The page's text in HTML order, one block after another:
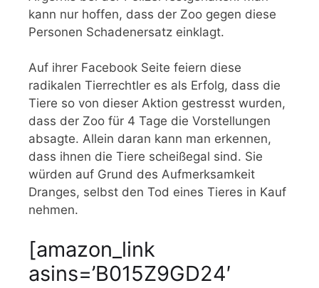
kann nur hoffen, dass der Zoo gegen diese
Personen Schadenersatz einklagt.
Auf ihrer Facebook Seite feiern diese
radikalen Tierrechtler es als Erfolg, dass die
Tiere so von dieser Aktion gestresst wurden,
dass der Zoo für 4 Tage die Vorstellungen
absagte. Allein daran kann man erkennen,
dass ihnen die Tiere scheißegal sind. Sie
würden auf Grund des Aufmerksamkeit
Dranges, selbst den Tod eines Tieres in Kauf
nehmen.
[amazon_link
asins=’B015Z9GD24′